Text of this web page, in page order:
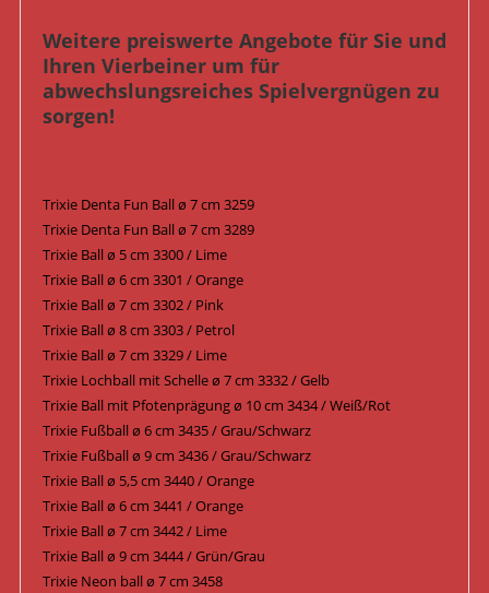
Weitere preiswerte Angebote für Sie und
Ihren Vierbeiner um für
abwechslungsreiches Spielvergnügen zu
sorgen!
Trixie Denta Fun Ball ø 7 cm 3259
Trixie Denta Fun Ball ø 7 cm 3289
Trixie Ball ø 5 cm 3300 / Lime
Trixie Ball ø 6 cm 3301 / Orange
Trixie Ball ø 7 cm 3302 / Pink
Trixie Ball ø 8 cm 3303 / Petrol
Trixie Ball ø 7 cm 3329 / Lime
Trixie Lochball mit Schelle ø 7 cm 3332 / Gelb
Trixie Ball mit Pfotenprägung ø 10 cm 3434 / Weiß/Rot
Trixie Fußball ø 6 cm 3435 / Grau/Schwarz
Trixie Fußball ø 9 cm 3436 / Grau/Schwarz
Trixie Ball ø 5,5 cm 3440 / Orange
Trixie Ball ø 6 cm 3441 / Orange
Trixie Ball ø 7 cm 3442 / Lime
Trixie Ball ø 9 cm 3444 / Grün/Grau
Trixie Neon ball ø 7 cm 3458